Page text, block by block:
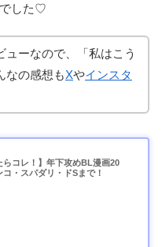
した♡
ーなので、「私はこう
なの感想もXやインスタ
らコレ！】年下攻めBL漫画20
コ・スパダリ・ドSまで！